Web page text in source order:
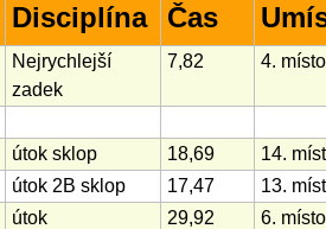
Disciplína Čas
Nejrychlejší
zadek
7,82 4. místo
útok sklop 18,69
14.
útok 2B sklop 17,47
13.
útok 29,92
6. místo